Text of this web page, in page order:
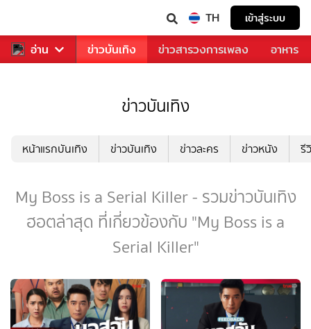
TH เข้าสู่ระบบ
อ่าน
กีฬา ข่าว ข่าวบันเทิง ข่าวสารวงการเพลง อาหาร
ข่าวบันเทิง
หน้าแรกบันเทิง ข่าวบันเทิง ข่าวละคร ข่าวหนัง รี
My Boss is a Serial Killer - รวมข่าวบันเทิง
ฮอตล่าสุด ที่เกี่ยวข้องกับ "My Boss is a
Serial Killer"